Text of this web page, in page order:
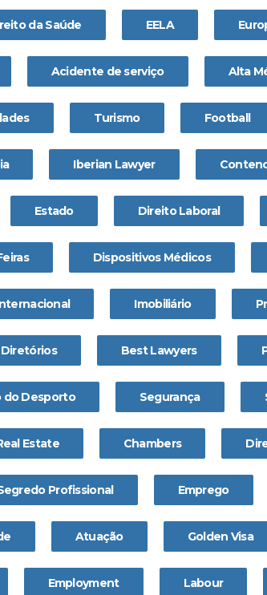
da Saúde EELA
Acidente de serviço Alta
Turismo Football
Iberian Lawyer
Estado Direito Laboral
Dispositivos Médicos
Imobiliário
Diretórios Best Lawyers
do Desporto Segurança
Estate Chambers
Profissional Emprego
Atuação Golden Visa
Employment Labour